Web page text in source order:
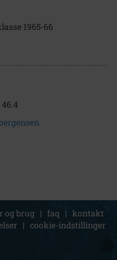
1965-66
og brug | faq | kontakt
| cookie-indstillinger